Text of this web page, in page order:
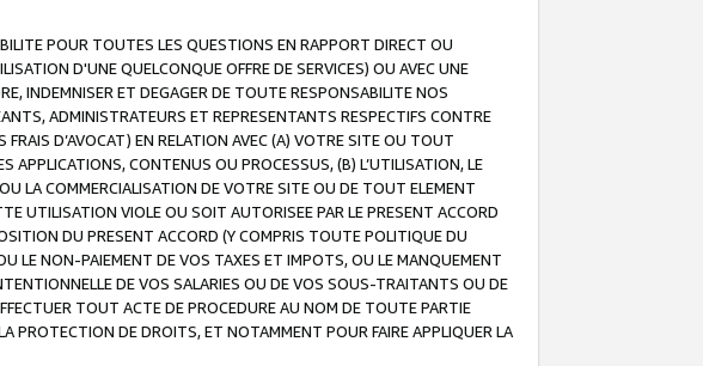
POUR TOUTES LES QUESTIONS EN RAPPORT DIRECT OU
D'UNE QUELCONQUE OFFRE DE SERVICES) OU AVEC UNE
INDEMNISER ET DEGAGER DE TOUTE RESPONSABILITE NOS
ADMINISTRATEURS ET REPRESENTANTS RESPECTIFS CONTRE
D’AVOCAT) EN RELATION AVEC (A) VOTRE SITE OU TOUT
APPLICATIONS, CONTENUS OU PROCESSUS, (B) L’UTILISATION, LE
LA COMMERCIALISATION DE VOTRE SITE OU DE TOUT ELEMENT
UTILISATION VIOLE OU SOIT AUTORISEE PAR LE PRESENT ACCORD
DU PRESENT ACCORD (Y COMPRIS TOUTE POLITIQUE DU
LE NON-PAIEMENT DE VOS TAXES ET IMPOTS, OU LE MANQUEMENT
DE VOS SALARIES OU DE VOS SOUS-TRAITANTS OU DE
TOUT ACTE DE PROCEDURE AU NOM DE TOUTE PARTIE
PROTECTION DE DROITS, ET NOTAMMENT POUR FAIRE APPLIQUER LA